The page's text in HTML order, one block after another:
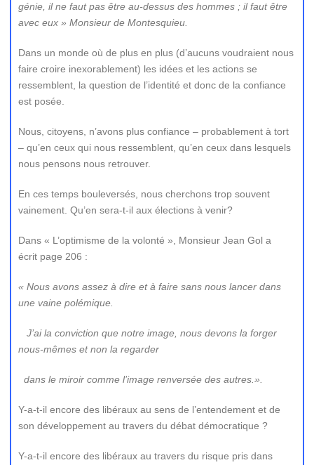
génie, il ne faut pas être au-dessus des hommes ; il faut être
avec eux » Monsieur de Montesquieu.
Dans un monde où de plus en plus (d’aucuns voudraient nous
faire croire inexorablement) les idées et les actions se
ressemblent, la question de l’identité et donc de la confiance
est posée.
Nous, citoyens, n’avons plus confiance – probablement à tort
– qu’en ceux qui nous ressemblent, qu’en ceux dans lesquels
nous pensons nous retrouver.
En ces temps bouleversés, nous cherchons trop souvent
vainement. Qu’en sera-t-il aux élections à venir?
Dans « L’optimisme de la volonté », Monsieur Jean Gol a
écrit page 206 :
« Nous avons assez à dire et à faire sans nous lancer dans
une vaine polémique.
J’ai la conviction que notre image, nous devons la forger
nous-mêmes et non la regarder
dans le miroir comme l’image renversée des autres.».
Y-a-t-il encore des libéraux au sens de l’entendement et de
son développement au travers du débat démocratique ?
Y-a-t-il encore des libéraux au travers du risque pris dans